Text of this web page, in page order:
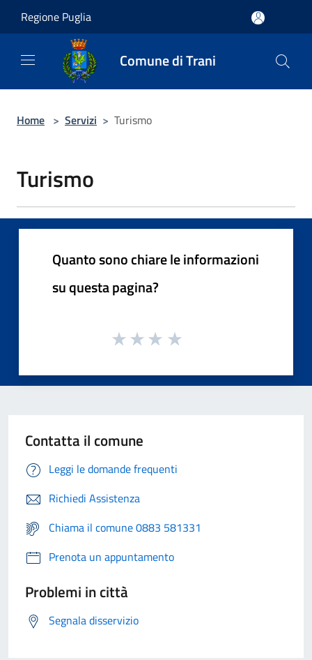
Regione Puglia
Comune di Trani
Home > Servizi > Turismo
Turismo
Quanto sono chiare le informazioni
su questa pagina?
Contatta il comune
Leggi le domande frequenti
Richiedi Assistenza
Chiama il comune 0883 581331
Prenota un appuntamento
Problemi in città
Segnala disservizio